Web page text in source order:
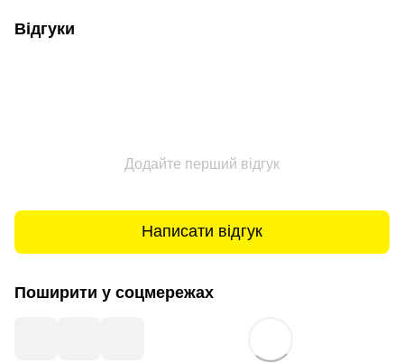
Відгуки
Додайте перший відгук
Написати відгук
Поширити у соцмережах